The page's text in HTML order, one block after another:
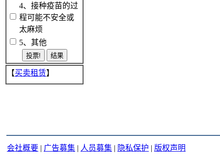
4、接种疫苗的过
程可能不安全或
太麻烦
5、其他
【买卖租赁】
会社概要 | 广告募集 | 人员募集 | 隐私保护 | 版权声明